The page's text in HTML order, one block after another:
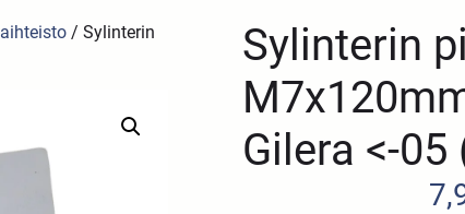
/ Sylinterin
Sylinterin
Gilera <-05